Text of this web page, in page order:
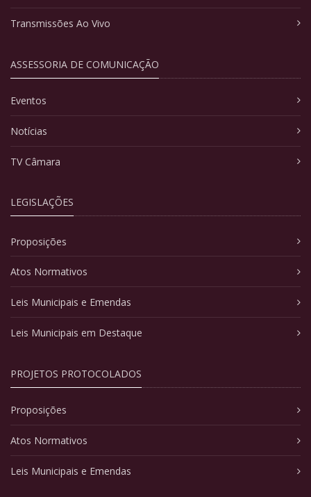
Transmissões Ao Vivo
ASSESSORIA DE COMUNICAÇÃO
Eventos
Notícias
TV Câmara
LEGISLAÇÕES
Proposições
Atos Normativos
Leis Municipais e Emendas
Leis Municipais em Destaque
PROJETOS PROTOCOLADOS
Proposições
Atos Normativos
Leis Municipais e Emendas